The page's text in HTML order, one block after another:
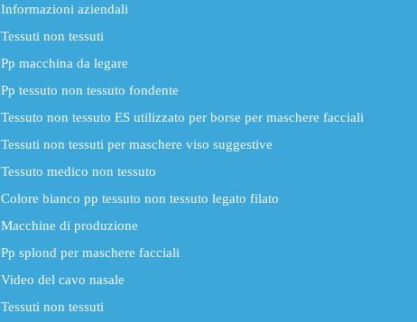
Informazioni aziendali
Tessuti non tessuti
Pp macchina da legare
Pp tessuto non tessuto fondente
Tessuto non tessuto ES utilizzato per borse per maschere facciali
Tessuti non tessuti per maschere viso suggestive
Tessuto medico non tessuto
Colore bianco pp tessuto non tessuto legato filato
Macchine di produzione
Pp splond per maschere facciali
Video del cavo nasale
Tessuti non tessuti